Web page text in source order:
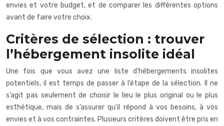
envies et votre budget, et de comparer les différentes options
avant de faire votre choix.
Critères de sélection : trouver
l’hébergement insolite idéal
Une fois que vous avez une liste d’hébergements insolites
potentiels, il est temps de passer à l’étape de la sélection. Il ne
s’agit pas seulement de choisir le lieu le plus original ou le plus
esthétique, mais de s’assurer qu’il répond à vos besoins, à vos
envies et à vos contraintes. Plusieurs critères doivent être pris en